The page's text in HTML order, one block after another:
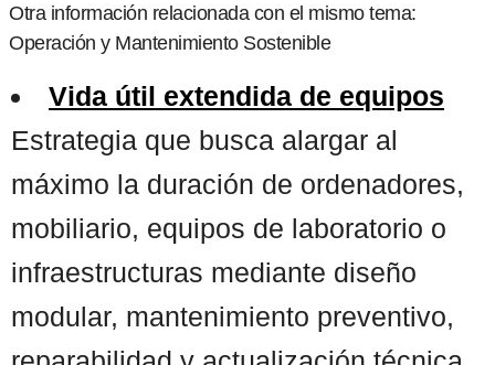
Otra información relacionada con el mismo tema:
Operación y Mantenimiento Sostenible
Vida útil extendida de equipos
Estrategia que busca alargar al
máximo la duración de ordenadores,
mobiliario, equipos de laboratorio o
infraestructuras mediante diseño
modular, mantenimiento preventivo,